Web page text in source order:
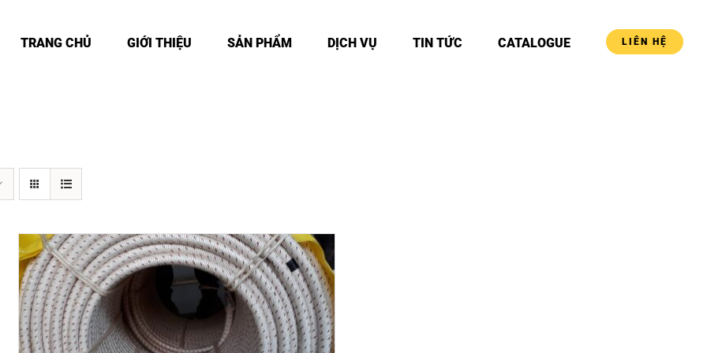
TRANG CHỦ GIỚI THIỆU SẢN PHẨM DỊCH VỤ TIN TỨC CATALOGUE LIÊN HỆ
Được xếp
DETAILS